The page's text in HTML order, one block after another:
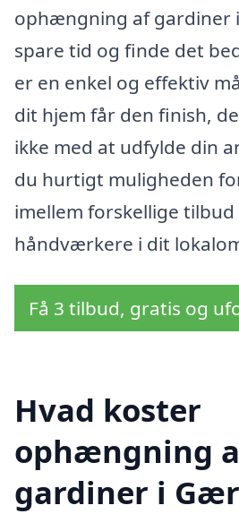
ophængning af gardiner
spare tid og finde det
er en enkel og effektiv
dit hjem får den finish,
ikke med at udfylde din
du hurtigt muligheden
imellem forskellige
håndværkere i dit
Få 3 tilbud, gratis og
Hvad koster
ophængning
gardiner i